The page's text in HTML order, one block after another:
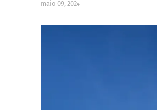
maio 09, 2024